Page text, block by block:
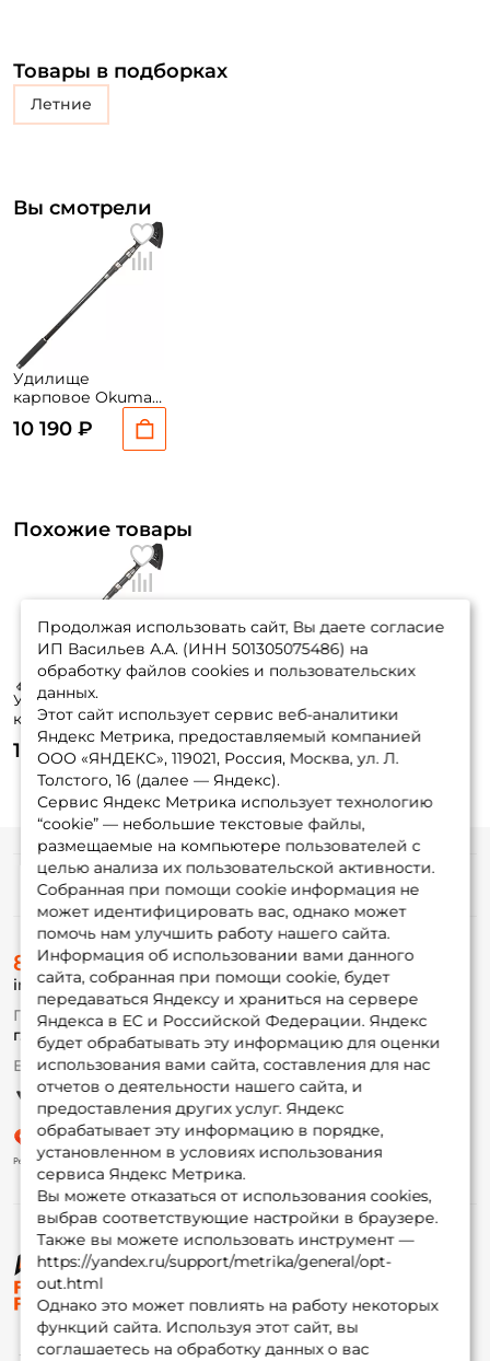
Товары в подборках
Летние
Вы смотрели
Удилище
карповое Okuma
Safina-X Tele Carp
12'0" 3.60m 3.5lbs
10 190 ₽
Похожие товары
Удилище
карповое Okuma
Safina-X Tele Carp
13'0" 3.90m 3.5lbs
7sec
11 240 ₽
Продолжая использовать сайт, Вы даете согласие
ИП Васильев А.А. (ИНН 501305075486) на
обработку файлов cookies и пользовательских
данных.
Этот сайт использует сервис веб-аналитики
Яндекс Метрика, предоставляемый компанией
ООО «ЯНДЕКС», 119021, Россия, Москва, ул. Л.
Толстого, 16 (далее — Яндекс).
Сервис Яндекс Метрика использует технологию
“cookie” — небольшие текстовые файлы,
размещаемые на компьютере пользователей с
целью анализа их пользовательской активности.
Собранная при помощи cookie информация не
может идентифицировать вас, однако может
помочь нам улучшить работу нашего сайта.
Информация об использовании вами данного
сайта, собранная при помощи cookie, будет
передаваться Яндексу и храниться на сервере
Яндекса в ЕС и Российской Федерации. Яндекс
будет обрабатывать эту информацию для оценки
использования вами сайта, составления для нас
отчетов о деятельности нашего сайта, и
предоставления других услуг. Яндекс
обрабатывает эту информацию в порядке,
установленном в условиях использования
сервиса Яндекс Метрика.
Вы можете отказаться от использования cookies,
выбрав соответствующие настройки в браузере.
Также вы можете использовать инструмент —
https://yandex.ru/support/metrika/general/opt-
out.html
Однако это может повлиять на работу некоторых
функций сайта. Используя этот сайт, вы
соглашаетесь на обработку данных о вас
© ФоксФишинг, 2009-2026
Информация
О магазине
Доставка
Оплата
Fox-bonus
Гуру
Партнерская программа
8 (495) 532-77-88
info@foxfishing.ru
По вопросам с заказом
г. Москва, ул. Плеханова д.7
Ежедневно 10:00 до 20:00